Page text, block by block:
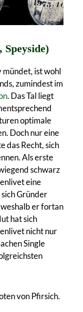
mündet, ist wohl
zumindest im
. Das Tal liegt
optimale
Doch nur eine
das Recht, sich
Als erste
schwarz
eine
Gründer
er fortan
hat sich
nicht nur
Single
von Pfirsich.